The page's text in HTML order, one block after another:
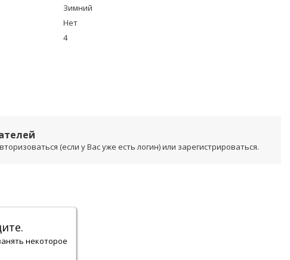
Зимний
Нет
4
(если у Вас уже есть логин) или зарегистрироваться.
некоторое